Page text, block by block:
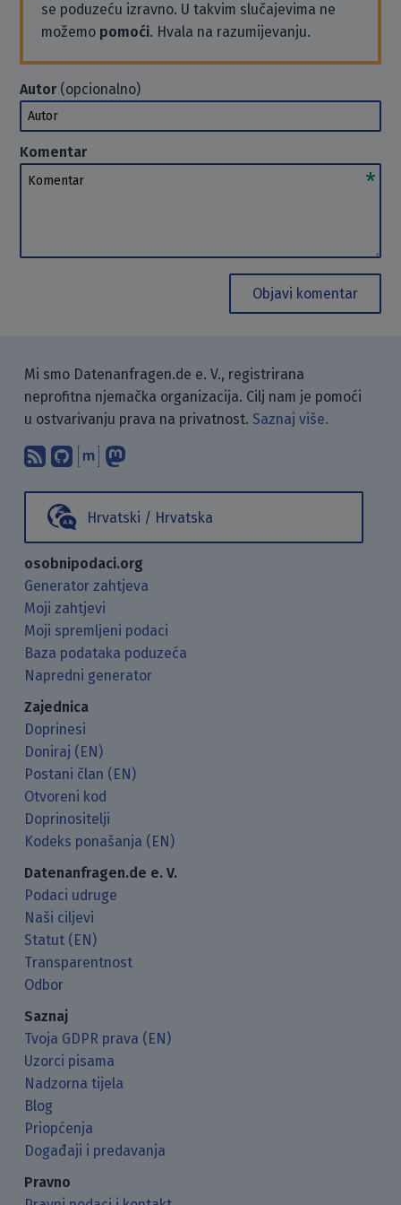
se poduzeću izravno. U takvim slučajevima ne
možemo pomoći. Hvala na razumijevanju.
Autor(opcionalno)
Autor
Komentar
Komentar
Objavi komentar
Mi smo Datenanfragen.de e. V., registrirana
neprofitna njemačka organizacija. Cilj nam je pomoći
u ostvarivanju prava na privatnost. Saznaj više.
Pretplati se na naš blog koristeći
Pronađi nas na GitHubu.
Raspravljaj s nama putem
Hrvatski / Hrvatska
osobnipodaci.org
Generator zahtjeva
Moji zahtjevi
Moji spremljeni podaci
Baza podataka poduzeća
Napredni generator
Zajednica
Doprinesi
Doniraj (EN)
Postani član (EN)
Otvoreni kod
Doprinositelji
Kodeks ponašanja (EN)
Datenanfragen.de e. V.
Podaci udruge
Naši ciljevi
Statut (EN)
Transparentnost
Odbor
Saznaj
Tvoja GDPR prava (EN)
Uzorci pisama
Nadzorna tijela
Blog
Priopćenja
Događaji i predavanja
Pravno